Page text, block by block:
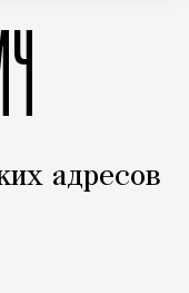
адресов